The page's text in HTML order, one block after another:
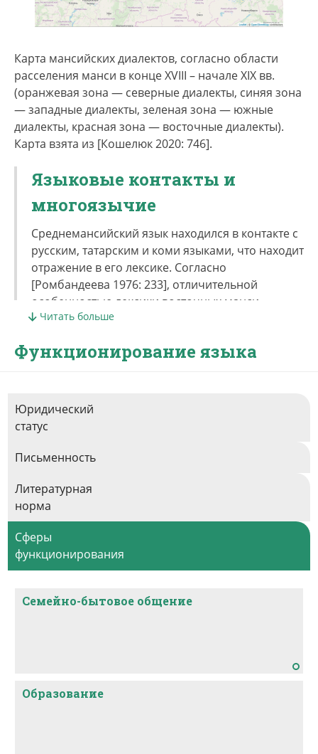
Карта мансийских диалектов, согласно области
расселения манси в конце XVIII – начале XIX вв.
(оранжевая зона — северные диалекты, синяя зона
— западные диалекты, зеленая зона — южные
диалекты, красная зона — восточные диалекты).
Карта взята из [Кошелюк 2020: 746].
Языковые контакты и
многоязычие
Среднемансийский язык находился в контакте с
русским, татарским и коми языками, что находит
отражение в его лексике. Согласно
[Ромбандеева 1976: 233], отличительной
особенностью лексики восточных манси
является наличие татарских заимствований,
научились у татар.
Читать больше
Функционирование языка
Юридический
статус
Письменность
Литературная
норма
Сферы
функционирования
Семейно-бытовое общение
Образование